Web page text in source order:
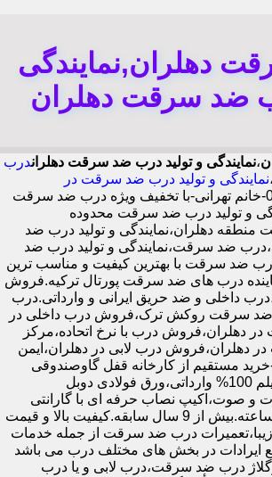
دهلران,نمایندگی
ضد سرقت دهلران
،نمایندگی و تولید درب ضد سرقت دهلراندرب
،نمایندگی و تولید درب ضد سرقت در
،09192211934-خانم تهرانی-با تخفیف ویژه درب ضد سرقت
و تولید درب ضد سرقت محدوده
دهلران،نمایندگی و تولید درب ضد
ضد سرقت،نمایندگی و تولید درب ضد
ضد سرقت با بهترین کیفیت و مناسب ترین
درب های ضد سرقت پورتال ترکیه.فروش
داخلی و ضد حریق ایرانی و وارداتی.درب
سرقت روکش ترک،فروش درب داخلی در
در دهلران،فروش درب با نرخ اتحاده،مرکز
درب لابی در دهلران،ایمن
مستقیم از کارخانه قفل گاوصندوقی
کاله،ضد برش و ضد دیلم 100% وارداتی،ورق فولادی دوبل
و صوت،اکیپ نصاب حرفه ای با گارانتی
نصب 2 ساله،نصب 2 ساعته.بیش از 9 سال سابقه.کیفیت بالا و قیمت
درب ضد سرقت از جمله خدمات
ایرادات در بخش های مختلف درب می باشد
درب ضد سرقت،درب لابی و یا درب